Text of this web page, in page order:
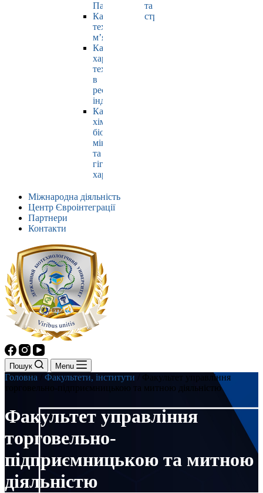
Павлюк
Кафедра
технології
м’яса
Кафедра
харчових
технологій
в
ресторанній
індустрії
Кафедра
хімії,
біохімії,
мікробіології
та
гігієни
харчування
та
страхування
Міжнародна діяльність
Центр Євроінтеграції
Партнери
Контакти
Пошук Menu
Головна Факультети, інститути
Факультет управління
торговельно-підприємницькою та митною діяльністю
Факультет управління
торговельно-
підприємницькою та митною
діяльністю